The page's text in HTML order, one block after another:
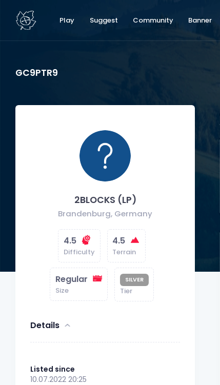
Play Suggest Community Banner
GC9PTR9
2BLOCKS (LP)
Brandenburg, Germany
4.5
Difficulty
4.5
Terrain
Regular
Size
SILVER
Tier
Details
Listed since
10.07.2022 20:25